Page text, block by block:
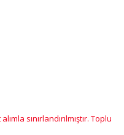
sınırlandırılmıştır. Toplu